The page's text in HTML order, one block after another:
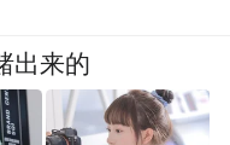
出来的